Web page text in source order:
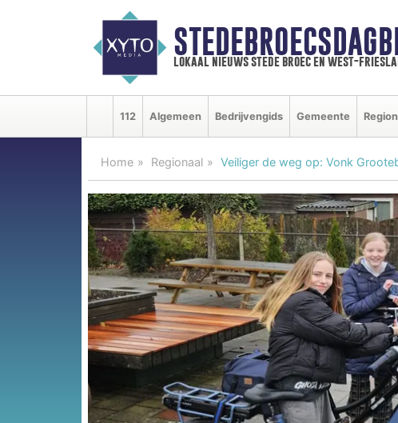
lokaal nieuws stede broec en west-
112 Algemeen Bedrijvengids Gemeente
Home Regionaal Veiliger de weg op: Vonk